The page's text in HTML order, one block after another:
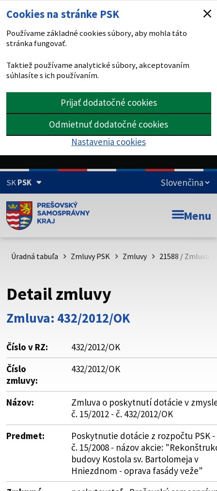
Cookies na stránke PSK
Používame základné cookies súbory, aby mohla táto
stránka fungovať.
Taktiež používame analytické súbory, akceptovaním
súhlasíte s ich používaním.
Prijať dodatočné cookies
Odmietnuť dodatočné cookies
Nastavenia cookies
SKPSK
Doména psk.sk je oficiálna
Toto je oficiálna webová stránka Prešovského
psk.sk.
Buďte pozorní a vždy sa uistite, že zdieľate informácie iba
cez zabezpečenú webovú stránku. Zabezpečená stránka
vždy začína https:// pred názvom domény webového sídla.
Menu
Úradná tabuľa Zmluvy PSK Zmluvy 21588 / Zmluva
Detail zmluvy
Zmluva: 432/2012/OK
Číslo v RZ:
432/2012/OK
Číslo
zmluvy:
432/2012/OK
Názov:
Zmluva o poskytnutí dotácie v
č. 15/2012 - č. 432/2012/OK
Predmet:
Poskytnutie dotácie z rozpočtu PSK -
č. 15/2008 - názov akcie:
budovy Kostola sv. Bartolomeja v
Hniezdnom - oprava fasády veže"